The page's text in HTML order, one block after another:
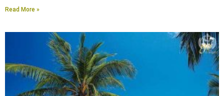
Read More »